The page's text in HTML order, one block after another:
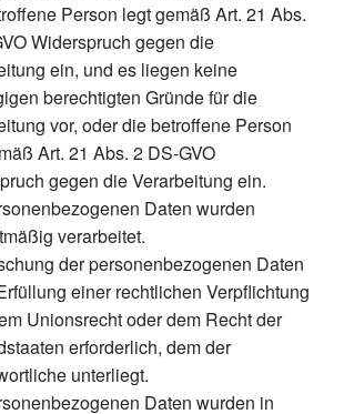
Person legt gemäß Art. 21 Abs.
Widerspruch gegen die
ein, und es liegen keine
berechtigten Gründe für die
vor, oder die betroffene Person
Art. 21 Abs. 2 DS-GVO
gegen die Verarbeitung ein.
Daten wurden
verarbeitet.
der personenbezogenen Daten
einer rechtlichen Verpflichtung
Unionsrecht oder dem Recht der
erforderlich, dem der
unterliegt.
Daten wurden in